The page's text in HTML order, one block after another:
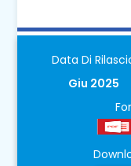
Data Di
Giu 2025